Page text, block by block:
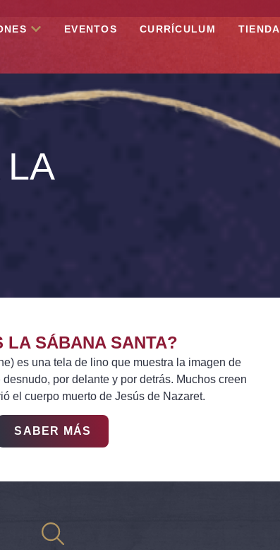
EVENTOS CURRÍCULUM TIENDA
LA
LA SÁBANA SANTA?
es una tela de lino que muestra la imagen de
por delante y por detrás. Muchos creen
el cuerpo muerto de Jesús de Nazaret.
SABER MÁS